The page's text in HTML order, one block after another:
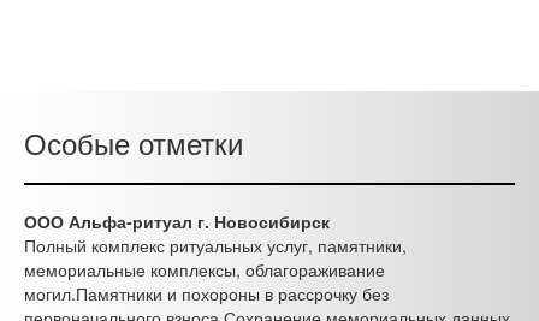
Особые отметки
ООО Альфа-ритуал г. Новосибирск
Полный комплекс ритуальных услуг, памятники,
мемориальные комплексы, облагораживание
могил.Памятники и похороны в рассрочку без